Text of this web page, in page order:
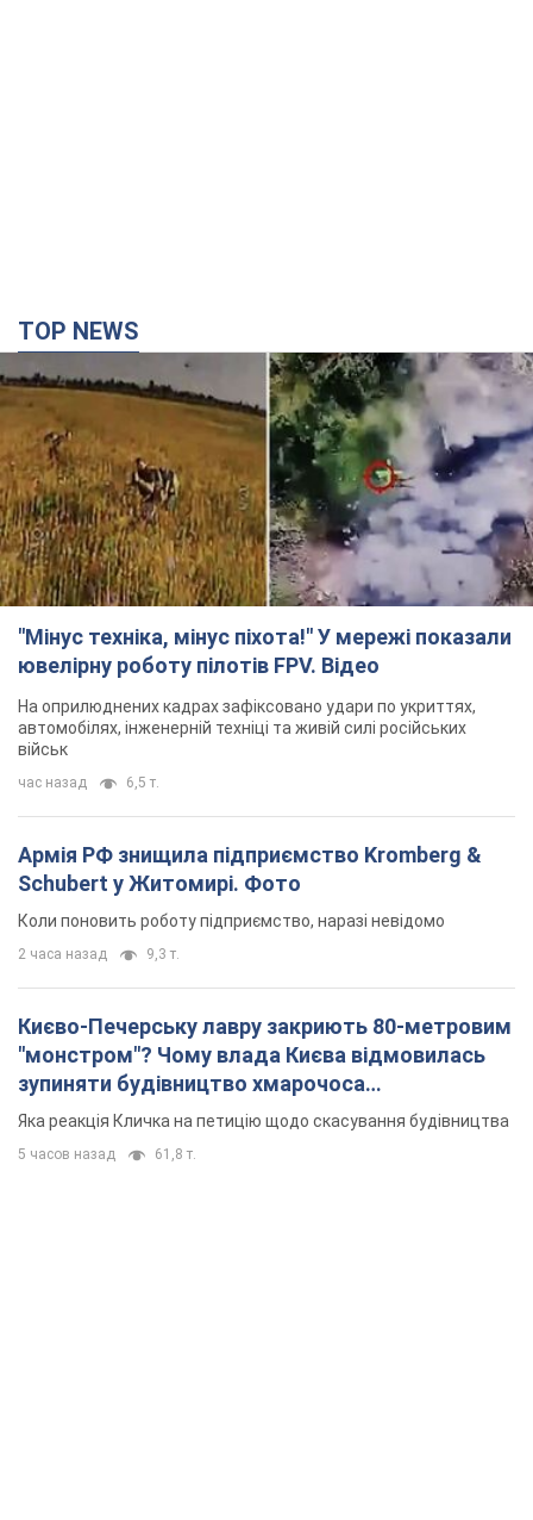
TOP NEWS
"Мінус техніка, мінус піхота!" У мережі показали
ювелірну роботу пілотів FPV. Відео
На оприлюднених кадрах зафіксовано удари по укриттях,
автомобілях, інженерній техніці та живій силі російських
військ
час назад 6,5 т.
Армія РФ знищила підприємство Kromberg &
Schubert у Житомирі. Фото
Коли поновить роботу підприємство, наразі невідомо
2 часа назад 9,3 т.
Києво-Печерську лавру закриють 80-метровим
"монстром"? Чому влада Києва відмовилась
зупиняти будівництво хмарочоса
"московського вірянина"
Яка реакція Кличка на петицію щодо скасування будівництва
5 часов назад 61,8 т.